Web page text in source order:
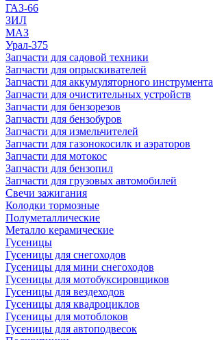
ГАЗ-66
ЗИЛ
МАЗ
Урал-375
Запчасти для садовой техники
Запчасти для опрыскивателей
Запчасти для аккумуляторного инструмента
Запчасти для очистительных устройств
Запчасти для бензорезов
Запчасти для бензобуров
Запчасти для измельчителей
Запчасти для газонокосилк и аэраторов
Запчасти для мотокос
Запчасти для бензопил
Запчасти для грузовых автомобилей
Свечи зажигания
Колодки тормозные
Полуметаллические
Металло керамические
Гусеницы
Гусеницы для снегоходов
Гусеницы для мини снегоходов
Гусеницы для мотобуксировщиков
Гусеницы для вездеходов
Гусеницы для квадроциклов
Гусеницы для мотоблоков
Гусеницы для автоподвесок